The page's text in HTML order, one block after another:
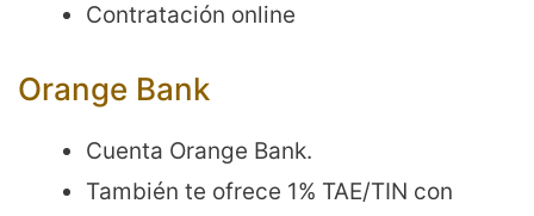
Contratación online
Orange Bank
Cuenta Orange Bank.
También te ofrece 1% TAE/TIN con